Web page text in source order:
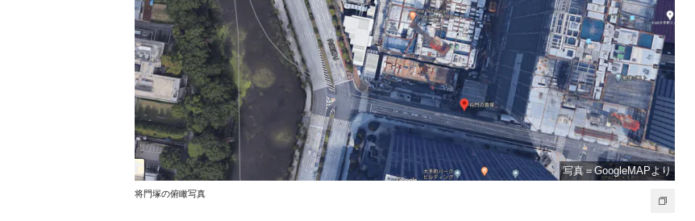
写真＝GoogleMAPより
将門塚の俯瞰写真